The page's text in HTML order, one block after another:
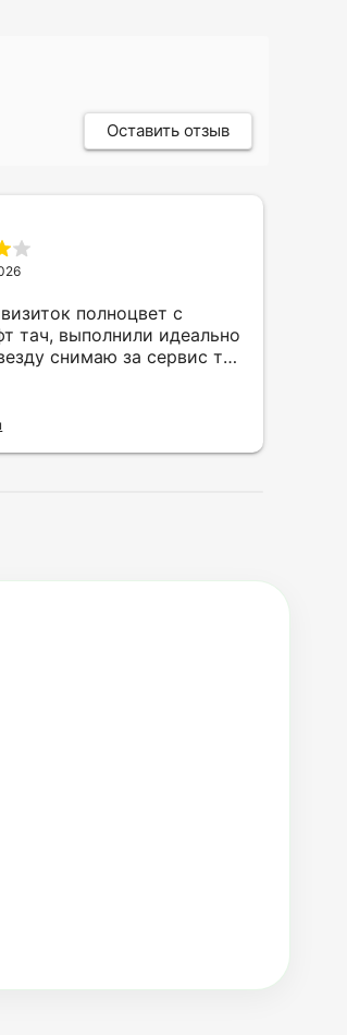
Оставить отзыв
полноцвет с
тач, выполнили идеально
снимаю за сервис так
приехал за 30 мин до
никого не было.